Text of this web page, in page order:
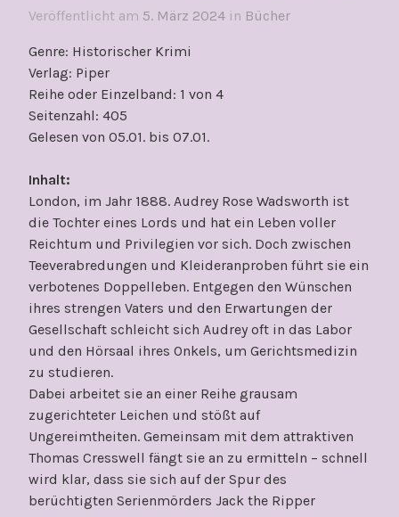
Veröffentlicht am 5. März 2024 in Bücher
Genre: Historischer Krimi
Verlag: Piper
Reihe oder Einzelband: 1 von 4
Seitenzahl: 405
Gelesen von 05.01. bis 07.01.
Inhalt:
London, im Jahr 1888. Audrey Rose Wadsworth ist
die Tochter eines Lords und hat ein Leben voller
Reichtum und Privilegien vor sich. Doch zwischen
Teeverabredungen und Kleideranproben führt sie ein
verbotenes Doppelleben. Entgegen den Wünschen
ihres strengen Vaters und den Erwartungen der
Gesellschaft schleicht sich Audrey oft in das Labor
und den Hörsaal ihres Onkels, um Gerichtsmedizin
zu studieren.
Dabei arbeitet sie an einer Reihe grausam
zugerichteter Leichen und stößt auf
Ungereimtheiten. Gemeinsam mit dem attraktiven
Thomas Cresswell fängt sie an zu ermitteln – schnell
wird klar, dass sie sich auf der Spur des
berüchtigten Serienmörders Jack the Ripper